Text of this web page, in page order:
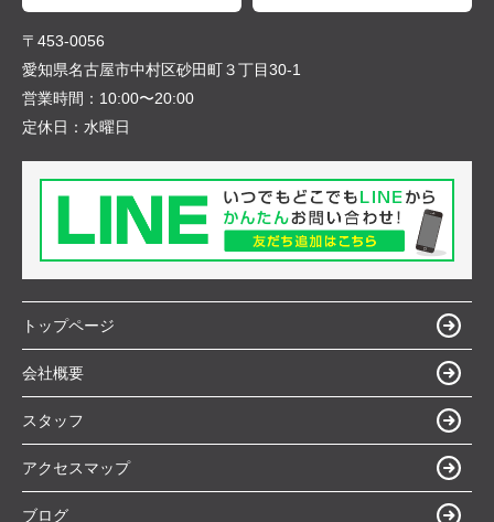
〒453-0056
愛知県名古屋市中村区砂田町３丁目30-1
営業時間： 10:00〜20:00
定休日： 水曜日
トップページ
会社概要
スタッフ
アクセスマップ
ブログ